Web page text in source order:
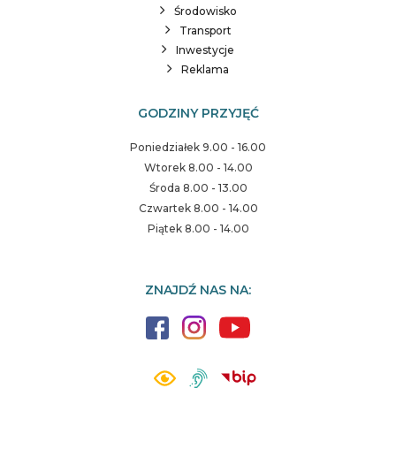
Środowisko
Transport
Inwestycje
Reklama
GODZINY PRZYJĘĆ
Poniedziałek 9.00 - 16.00
Wtorek 8.00 - 14.00
Środa 8.00 - 13.00
Czwartek 8.00 - 14.00
Piątek 8.00 - 14.00
ZNAJDŹ NAS NA: